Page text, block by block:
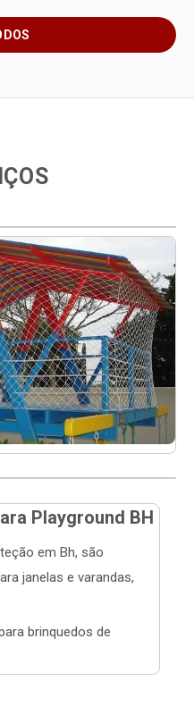
Playground BH
em Bh, são
janelas e varandas,
brinquedos de